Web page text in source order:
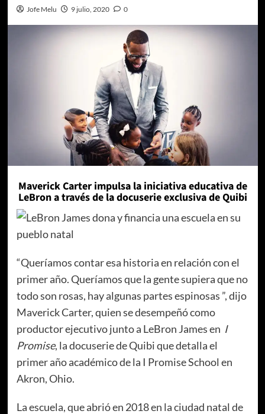
Jofe Melu 9 julio, 2020 0
Maverick Carter impulsa la iniciativa educativa de
LeBron a través de la docuserie exclusiva de Quibi
“Queríamos contar esa historia en relación con el
primer año. Queríamos que la gente supiera que no
todo son rosas, hay algunas partes espinosas ”, dijo
Maverick Carter, quien se desempeñó como
productor ejecutivo junto a LeBron James en I
Promise, la docuserie de Quibi que detalla el
primer año académico de la I Promise School en
Akron, Ohio.
La escuela, que abrió en 2018 en la ciudad natal de